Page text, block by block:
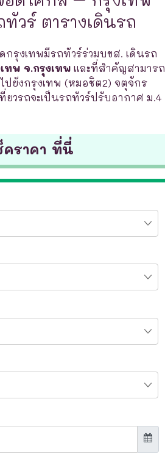
วร์ ตารางเดินรถ
รุงเทพมีรถทัวร์ร่วมบขส. เดินรถ
ทพ จ.กรุงเทพ และที่สำคัญสามารถ
ปยังกรุงเทพ (หมอชิต2) จตุจักร
วรถจะเป็นรถทัวร์ปรับอากาศ ม.4
คราคา ที่นี่